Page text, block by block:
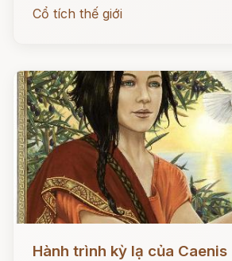
Cổ tích thế giới
Hành trình kỳ lạ của Caenis